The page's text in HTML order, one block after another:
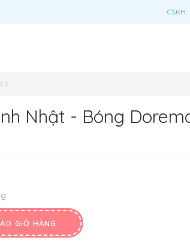
CSKH:
2
Nhật - Bóng
GIỎ HÀNG